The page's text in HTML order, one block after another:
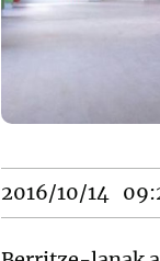
2016/10/14